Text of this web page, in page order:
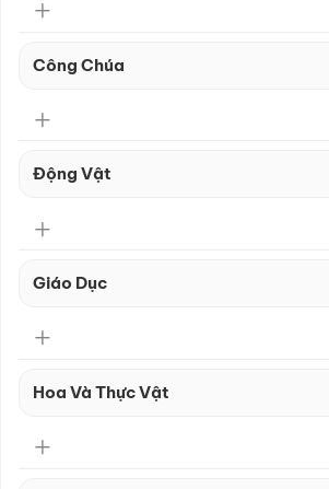
Công Chúa
Động Vật
Giáo Dục
Hoa Và Thực Vật